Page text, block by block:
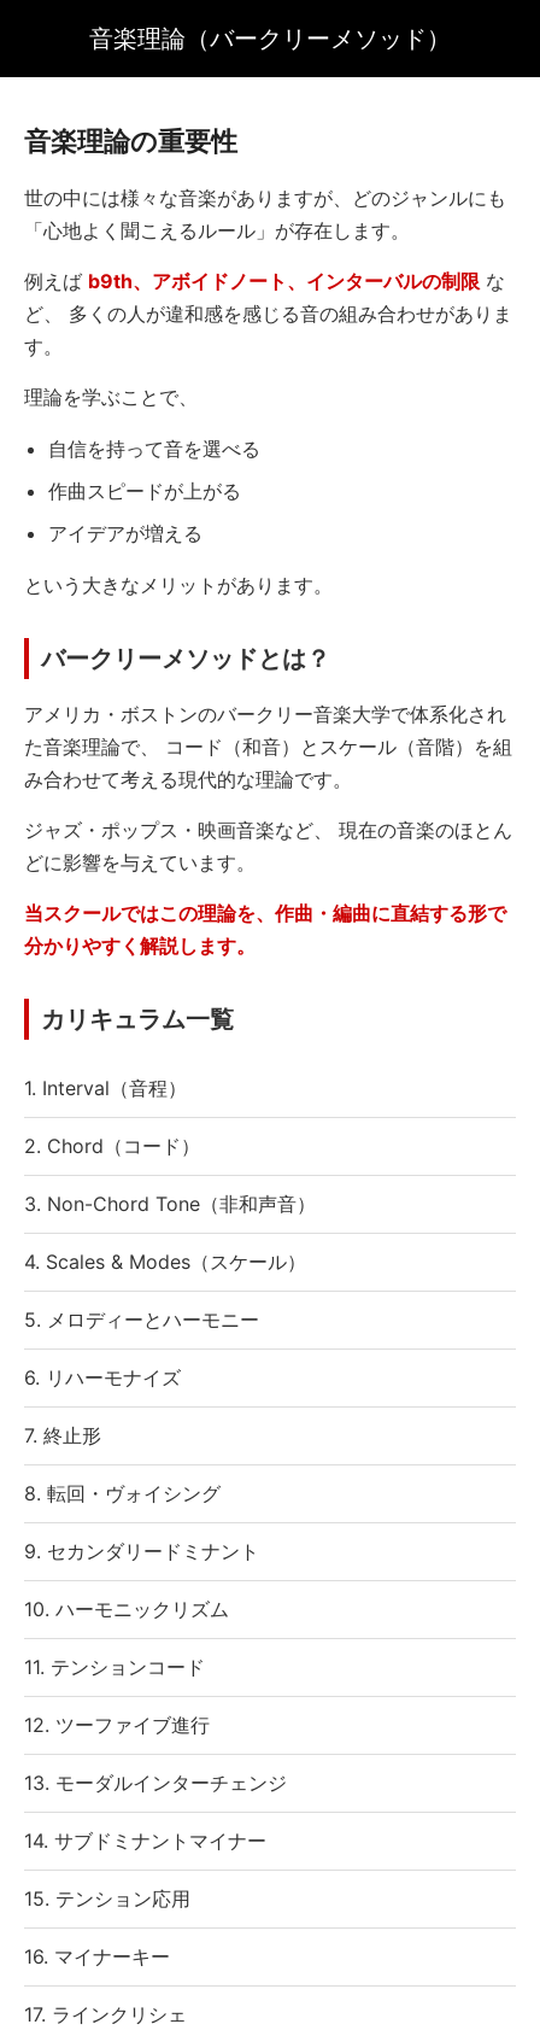
音楽理論（バークリーメソッド）
音楽理論の重要性
世の中には様々な音楽がありますが、どのジャンルにも
「心地よく聞こえるルール」が存在します。
例えば b9th、アボイドノート、インターバルの制限 な
ど、 多くの人が違和感を感じる音の組み合わせがありま
す。
理論を学ぶことで、
自信を持って音を選べる
作曲スピードが上がる
アイデアが増える
という大きなメリットがあります。
バークリーメソッドとは？
アメリカ・ボストンのバークリー音楽大学で体系化され
た音楽理論で、 コード（和音）とスケール（音階）を組
み合わせて考える現代的な理論です。
ジャズ・ポップス・映画音楽など、 現在の音楽のほとん
どに影響を与えています。
当スクールではこの理論を、作曲・編曲に直結する形で
分かりやすく解説します。
カリキュラム一覧
1. Interval（音程）
2. Chord（コード）
3. Non-Chord Tone（非和声音）
4. Scales & Modes（スケール）
5. メロディーとハーモニー
6. リハーモナイズ
7. 終止形
8. 転回・ヴォイシング
9. セカンダリードミナント
10. ハーモニックリズム
11. テンションコード
12. ツーファイブ進行
13. モーダルインターチェンジ
14. サブドミナントマイナー
15. テンション応用
16. マイナーキー
17. ラインクリシェ